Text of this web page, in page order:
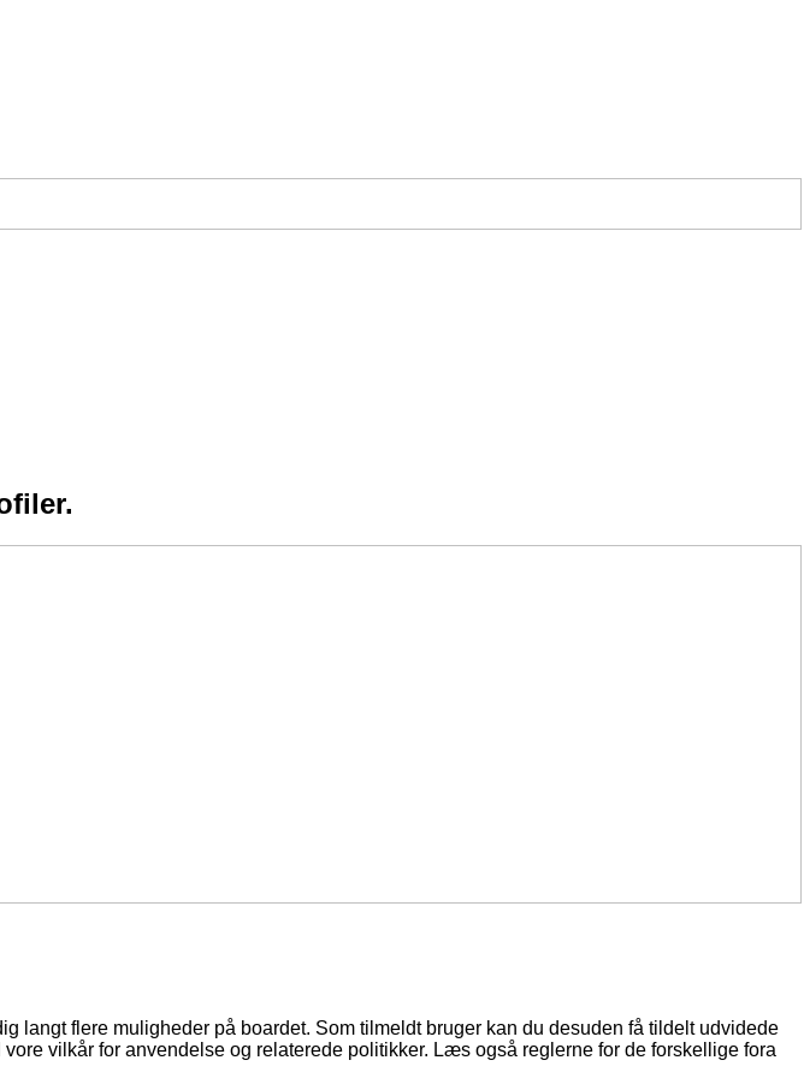
langt flere muligheder på boardet. Som tilmeldt bruger kan du desuden få tildelt udvidede
vilkår for anvendelse og relaterede politikker. Læs også reglerne for de forskellige fora